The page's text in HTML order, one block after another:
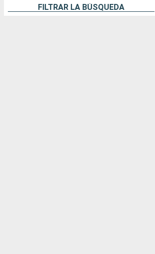
FILTRAR LA BÚSQUEDA